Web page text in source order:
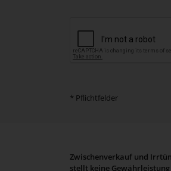
* Pflichtfelder
Zwischenverkauf und
stellt keine